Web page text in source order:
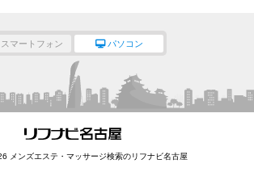
スマートフォン パソコン
メンズエステ・マッサージ検索のリフナビ名古屋